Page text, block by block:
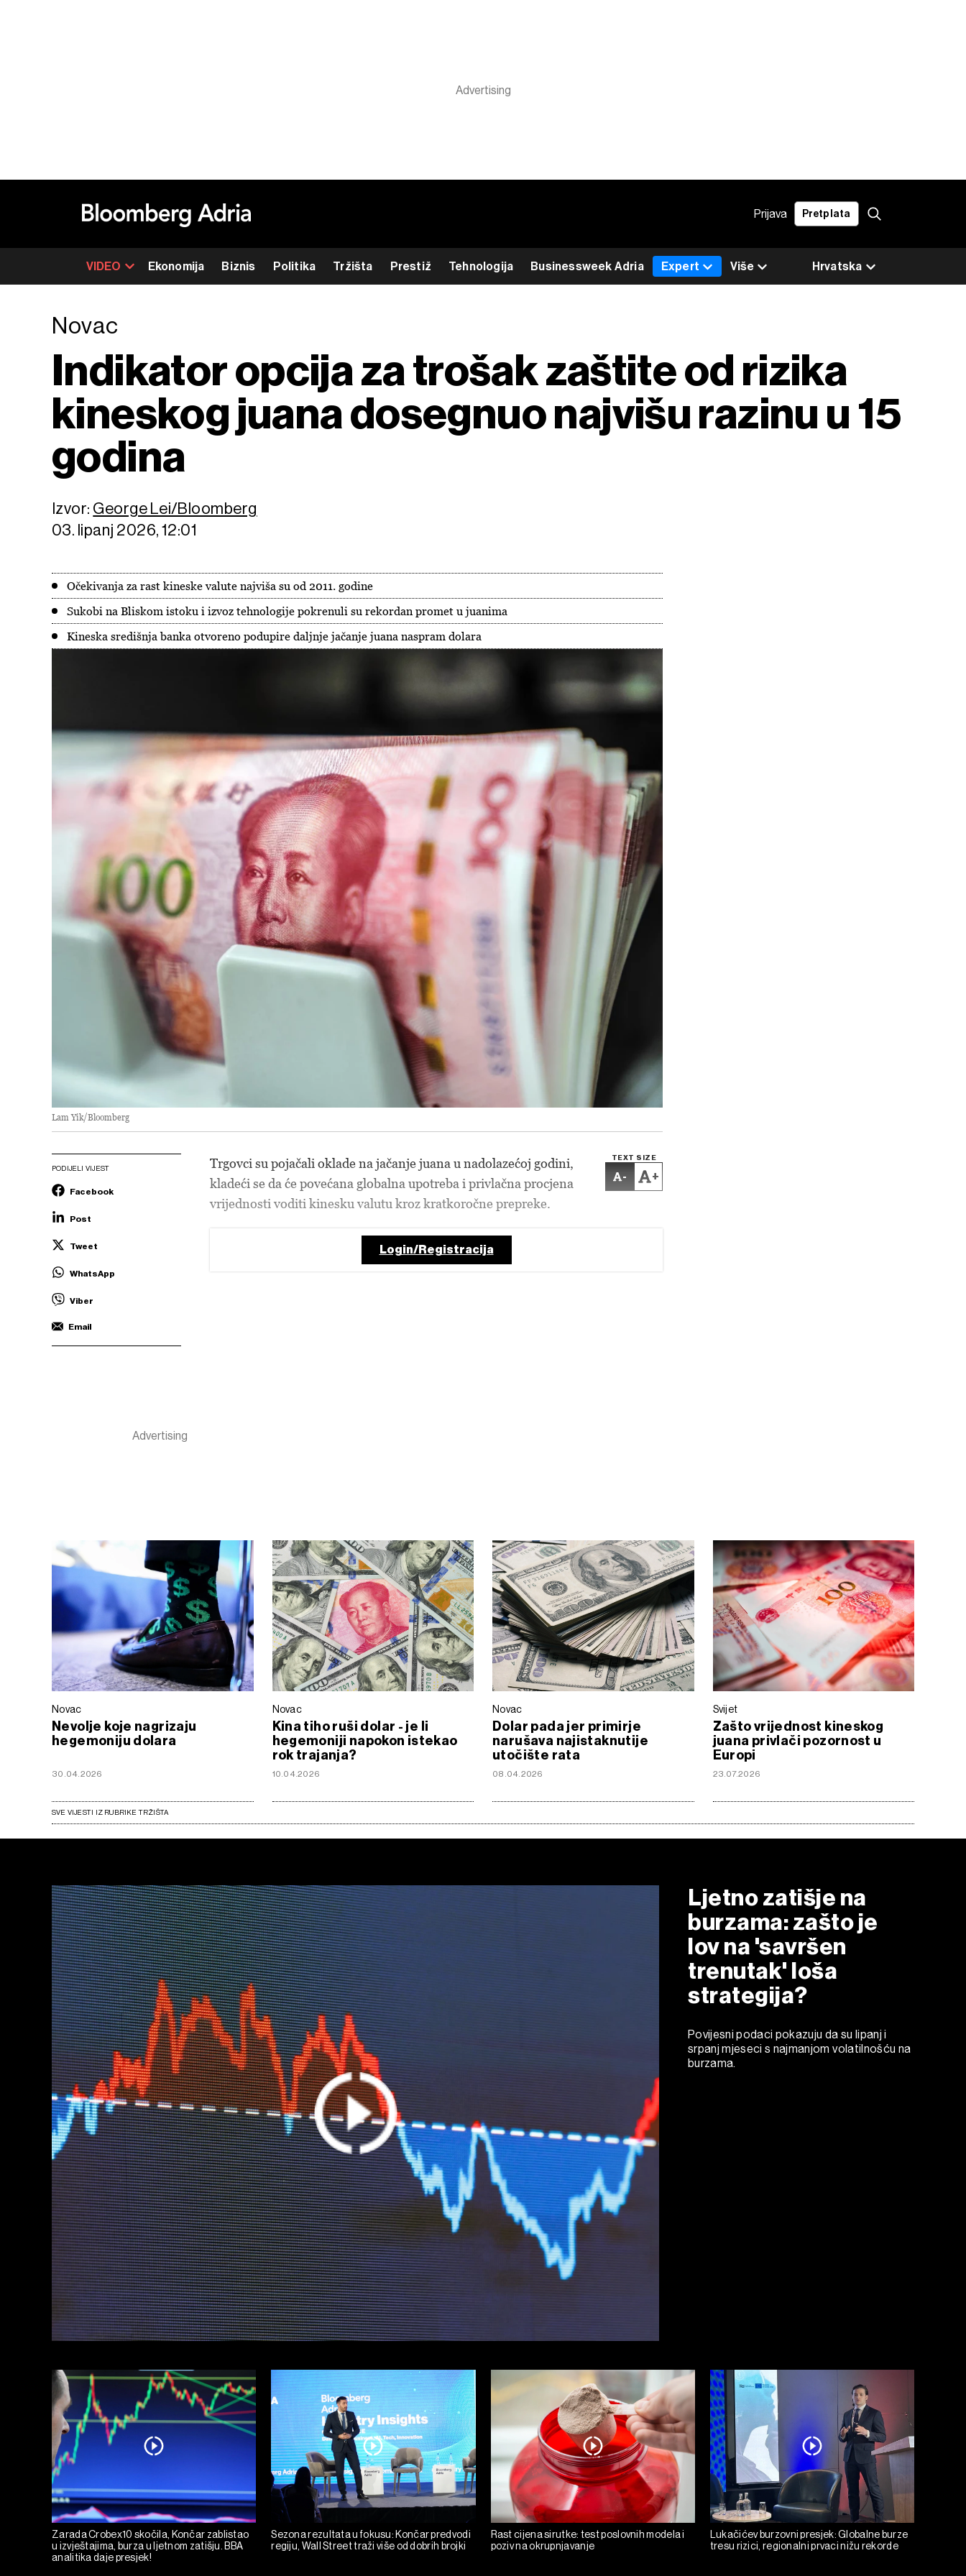
Prijava Pretplata
VIDEO Ekonomija Biznis Politika Tržišta Prestiž Tehnologija Businessweek Adria Hrvatska
Expert Više
Novac
Indikator opcija za trošak zaštite od rizika
kineskog juana dosegnuo najvišu razinu u 15
godina
Izvor: George Lei/Bloomberg
03. lipanj 2026, 12:01
Očekivanja za rast kineske valute najviša su od 2011. godine
Sukobi na Bliskom istoku i izvoz tehnologije pokrenuli su rekordan promet u juanima
Kineska središnja banka otvoreno podupire daljnje jačanje juana naspram dolara
Lam Yik/Bloomberg
PODIJELI VIJEST
Facebook
Post
Tweet
WhatsApp
Viber
Email
TEXT SIZE
- +
Trgovci su pojačali oklade na jačanje juana u nadolazećoj godini,
kladeći se da će povećana globalna upotreba i privlačna procjena
vrijednosti voditi kinesku valutu kroz kratkoročne prepreke.
Login/Registracija
Novac
Nevolje koje nagrizaju
hegemoniju dolara
30.04.2026
Novac
Kina tiho ruši dolar - je li
hegemoniji napokon istekao
rok trajanja?
10.04.2026
Novac
Dolar pada jer primirje
narušava najistaknutije
utočište rata
08.04.2026
Svijet
Zašto vrijednost kineskog
juana privlači pozornost u
Europi
23.07.2026
SVE VIJESTI IZ RUBRIKE TRŽIŠTA
Ljetno zatišje na
burzama: zašto je
lov na 'savršen
trenutak' loša
strategija?
Povijesni podaci pokazuju da su lipanj i
srpanj mjeseci s najmanjom volatilnošću na
burzama.
Zarada Crobex10 skočila, Končar zablistao
u izvještajima, burza u ljetnom zatišju. BBA
analitika daje presjek!
Sezona rezultata u fokusu: Končar predvodi
regiju, Wall Street traži više od dobrih brojki
Rast cijena sirutke: test poslovnih modela i
poziv na okrupnjavanje
Lukačićev burzovni presjek: Globalne burze
tresu rizici, regionalni prvaci nižu rekorde